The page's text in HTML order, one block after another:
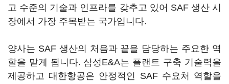
고 수준의 기술과 인프라를 갖추고 있어 SAF 생산 시
장에서 가장 주목받는 국가입니다.
양사는 SAF 생산의 처음과 끝을 담당하는 주요한 역
할을 맡게 됩니다. 삼성E&A는 플랜트 구축 기술력을
제공하고 대한항공은 안정적인 SAF 수요처 역할을